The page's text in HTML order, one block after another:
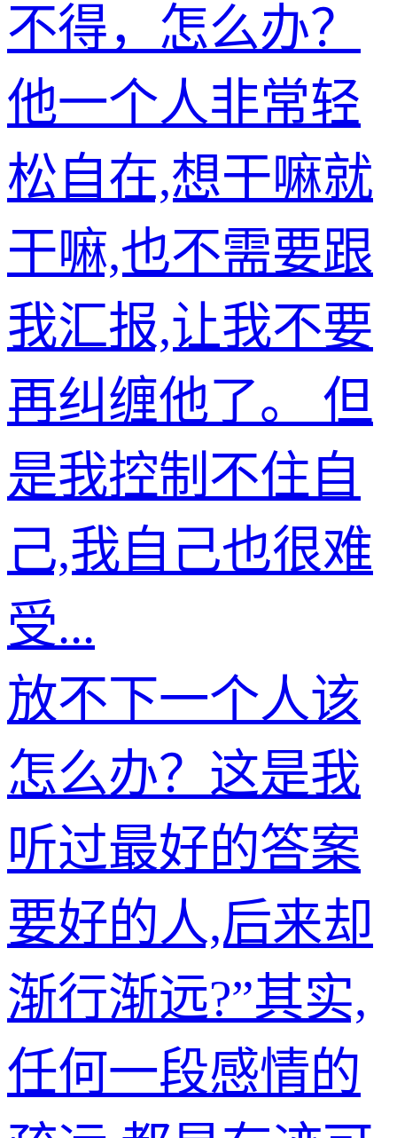
不得，怎么办？
他一个人非常轻
松自在,想干嘛就
干嘛,也不需要跟
我汇报,让我不要
再纠缠他了。 但
是我控制不住自
己,我自己也很难
受...
放不下一个人该
怎么办？这是我
听过最好的答案
要好的人,后来却
渐行渐远?”其实,
任何一段感情的